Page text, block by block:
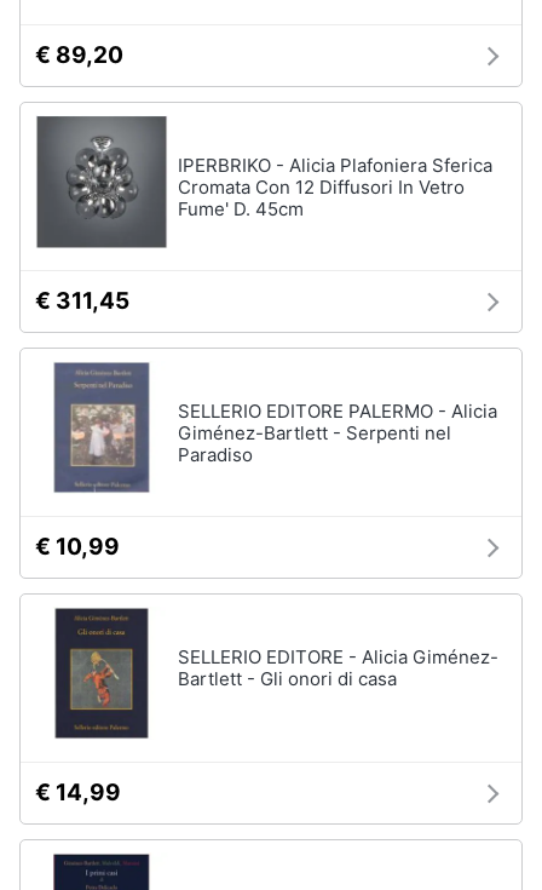
€ 89,20
IPERBRIKO - Alicia Plafoniera Sferica
Cromata Con 12 Diffusori In Vetro
Fume' D. 45cm
€ 311,45
SELLERIO EDITORE PALERMO - Alicia
Giménez-Bartlett - Serpenti nel
Paradiso
€ 10,99
SELLERIO EDITORE - Alicia Giménez-
Bartlett - Gli onori di casa
€ 14,99